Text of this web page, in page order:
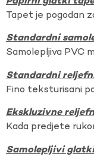
Tapet je pogodan
Standardni
Samolepljiva PVC
Standardni
Fino teksturisani
Ekskluzivne
Kada predjete
Samolepljivi